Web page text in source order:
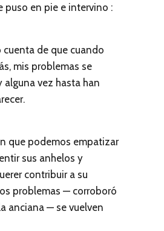
puso en pie e intervino :
cuenta de que cuando
mis problemas se
alguna vez hasta han
que podemos empatizar
sus anhelos y
contribuir a su
problemas — corroboró
anciana — se vuelven